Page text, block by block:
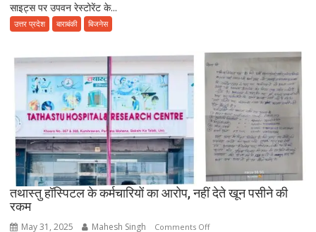
करने
से
पहले
हो
जाए
सावधान,
फूड
प्वाइजनिंग
की
शिकायत
साइट्स पर उपवन रेस्टोरेंट के...
उत्तर प्रदेश बाराबंकी बिजनेस
तथास्तु हॉस्पिटल के कर्मचारियों का आरोप, नहीं देते खून पसीने की
रकम
May 31, 2025 Mahesh Singh Comments Offon